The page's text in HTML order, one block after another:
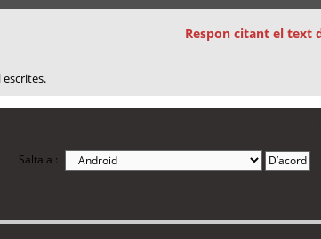
Respon citant el text
Salta a :